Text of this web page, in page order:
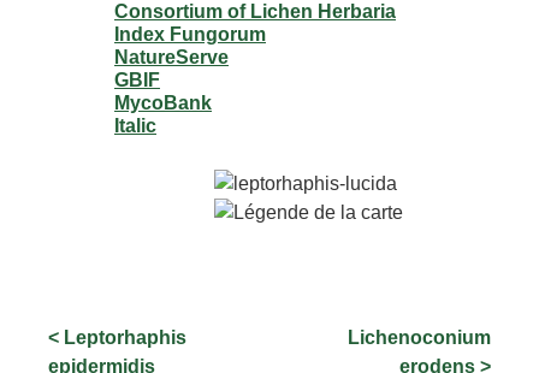
Consortium of Lichen Herbaria
Index Fungorum
NatureServe
GBIF
MycoBank
Italic
< Leptorhaphis
epidermidis
Lichenoconium
erodens >